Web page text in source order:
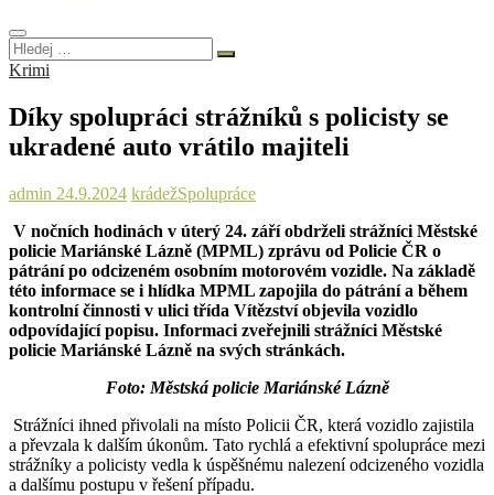
Hledej
…
Krimi
Díky spolupráci strážníků s policisty se
ukradené auto vrátilo majiteli
admin 24.9.2024 krádežSpolupráce
V nočních hodinách v úterý 24. září obdrželi strážníci Městské
policie Mariánské Lázně (MPML) zprávu od Policie ČR o
pátrání po odcizeném osobním motorovém vozidle. Na základě
této informace se i hlídka MPML zapojila do pátrání a během
kontrolní činnosti v ulici třída Vítězství objevila vozidlo
odpovídající popisu. Informaci zveřejnili strážníci Městské
policie Mariánské Lázně na svých stránkách.
Foto: Městská policie Mariánské Lázně
Strážníci ihned přivolali na místo Policii ČR, která vozidlo zajistila
a převzala k dalším úkonům. Tato rychlá a efektivní spolupráce mezi
strážníky a policisty vedla k úspěšnému nalezení odcizeného vozidla
a dalšímu postupu v řešení případu.